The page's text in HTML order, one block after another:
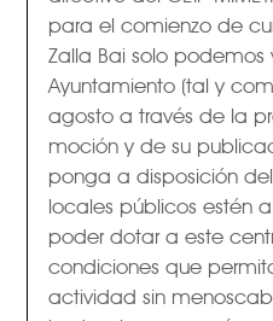
para el comienzo de
Zalla Bai solo podemos
Ayuntamiento (tal y
agosto a través de la
moción y de su
ponga a disposición
locales públicos estén
poder dotar a este
condiciones que
actividad sin